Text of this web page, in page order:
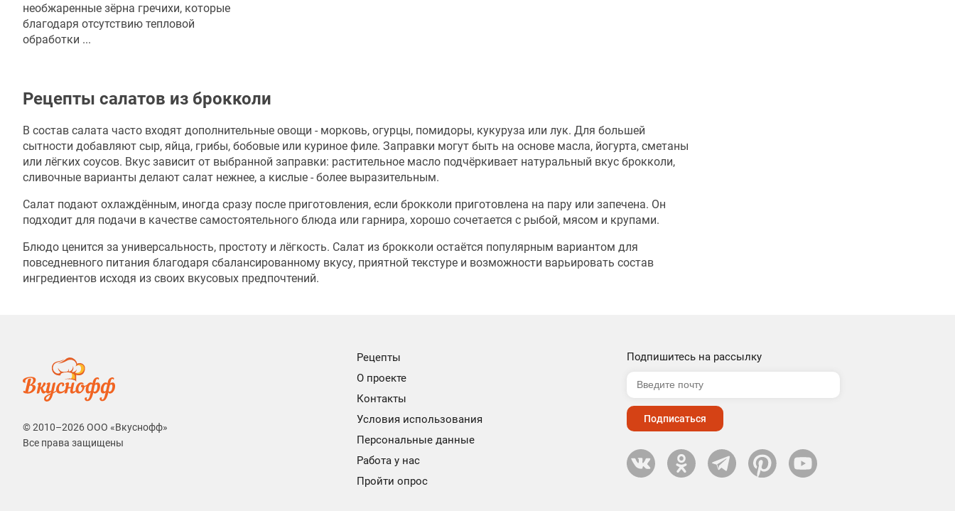
необжаренные зёрна гречихи, которые
благодаря отсутствию тепловой
обработки ...
Рецепты салатов из брокколи
В состав салата часто входят дополнительные овощи - морковь, огурцы, помидоры, кукуруза или лук. Для большей
сытности добавляют сыр, яйца, грибы, бобовые или куриное филе. Заправки могут быть на основе масла, йогурта, сметаны
или лёгких соусов. Вкус зависит от выбранной заправки: растительное масло подчёркивает натуральный вкус брокколи,
сливочные варианты делают салат нежнее, а кислые - более выразительным.
Салат подают охлаждённым, иногда сразу после приготовления, если брокколи приготовлена на пару или запечена. Он
подходит для подачи в качестве самостоятельного блюда или гарнира, хорошо сочетается с рыбой, мясом и крупами.
Блюдо ценится за универсальность, простоту и лёгкость. Салат из брокколи остаётся популярным вариантом для
повседневного питания благодаря сбалансированному вкусу, приятной текстуре и возможности варьировать состав
ингредиентов исходя из своих вкусовых предпочтений.
Рецепты
О проекте
Контакты
Условия использования
Персональные данные
Работа у нас
Пройти опрос
Подпишитесь на рассылку
Подписаться
© 2010–2026 ООО «Вкуснофф»
Все права защищены